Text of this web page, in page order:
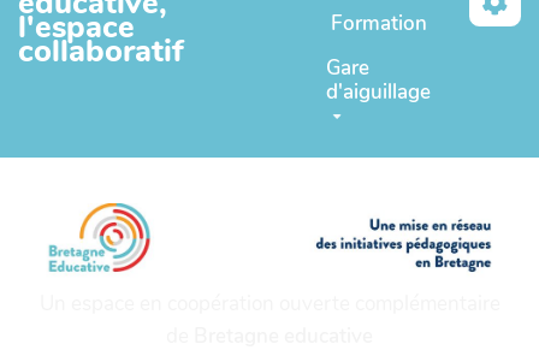
l'espace
collaboratif
Formation
Gare
d'aiguillage